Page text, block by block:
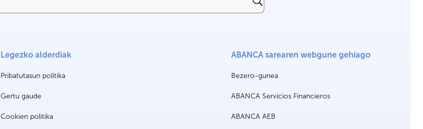
Legezko alderdiak
Pribatutasun politika
Gertu gaude
Cookien politika
ABANCA sarearen webgune gehiago
Bezero-gunea
ABANCA Servicios Financieros
ABANCA AEB